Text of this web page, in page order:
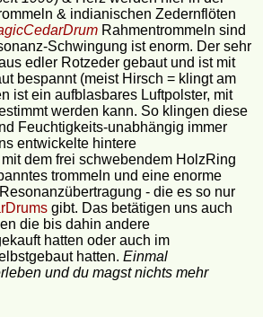
& indianischen Zedernflöten
Rahmentrommeln sind
Schwingung ist enorm. Der sehr
edler Rotzeder gebaut und ist mit
bespannt (meist Hirsch = klingt am
ist ein aufblasbares Luftpolster, mit
werden kann. So klingen diese
Feuchtigkeits-unabhängig immer
entwickelte hintere
dem frei schwebendem HolzRing
trommeln und eine enorme
- die es so nur
gibt. Das betätigen uns auch
die bis dahin andere
hatten oder auch im
hatten. Einmal
und du magst nichts mehr